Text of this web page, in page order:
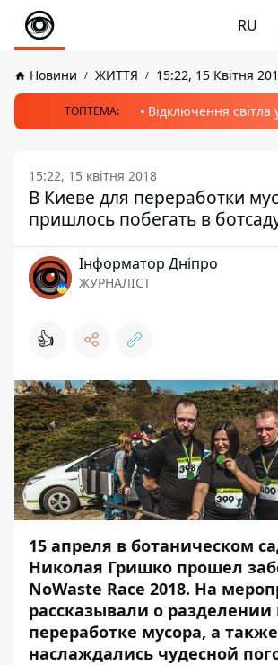
RU
Новини ЖИТТЯ 15:22, 15 Квітня
ТОПТЕМА: Відключення світла
15:22, 15 квітня 2018
В Киеве для переработки
пришлось побегать в
Інформатор Дніпро
ЖУРНАЛІСТ
👍
15 апреля в ботаническом
Николая Гришко прошел
NoWaste Race 2018. На
рассказывали о разделении
переработке мусора, а также
наслаждались чудесной